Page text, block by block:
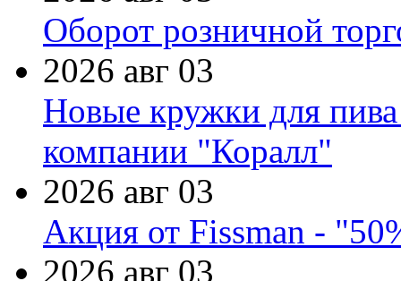
Оборот розничной
2026 авг 03
Новые кружки для
компании "Коралл"
2026 авг 03
Акция от Fissman -
2026 авг 03